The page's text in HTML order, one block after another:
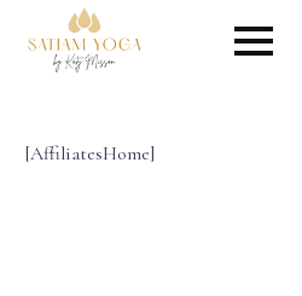
[AffiliatesHome]